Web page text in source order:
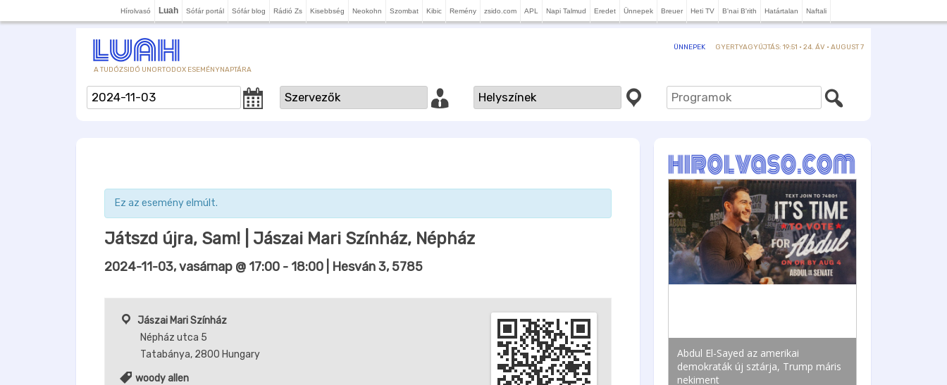
Hírolvasó Luah Sófár portál Sófár blog Rádió Zs Kisebbség Neokohn Szombat Kibic Remény zsido.com APL Napi Talmud Eredet Ünnepek Breuer Heti TV B'nai B'rith Határtalan Naftali
A TUDÓZSIDÓ UNORTODOX ESEMÉNYNAPTÁRA
ÜNNEPEK GYERTYAGYÚJTÁS: 19:51 · 24. ÁV · AUGUST 7
Ez az esemény elmúlt.
Játszd újra, Sam! | Jászai Mari Színház, Népház
2024-11-03, vasárnap @ 17:00 - 18:00 | Hesván 3, 5785
Jászai Mari Színház
Népház utca 5
Tatabánya, 2800 Hungary
woody allen